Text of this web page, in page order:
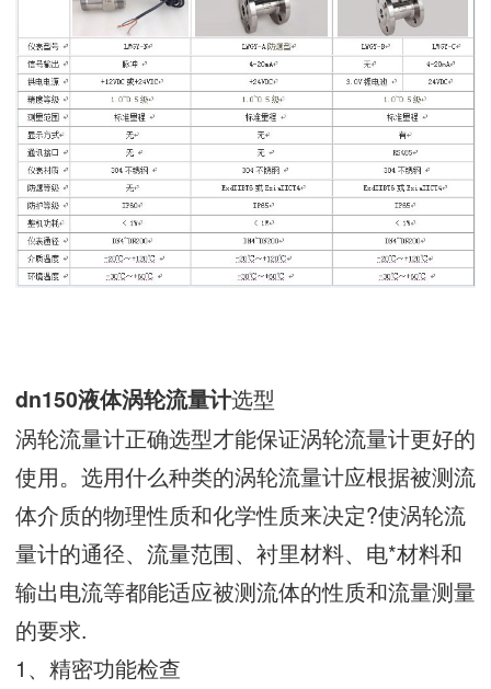
dn150液体涡轮流量计选型
涡轮流量计正确选型才能保证涡轮流量计更好的
使用。选用什么种类的涡轮流量计应根据被测流
体介质的物理性质和化学性质来决定?使涡轮流
量计的通径、流量范围、衬里材料、电*材料和
输出电流等都能适应被测流体的性质和流量测量
的要求.
1、精密功能检查